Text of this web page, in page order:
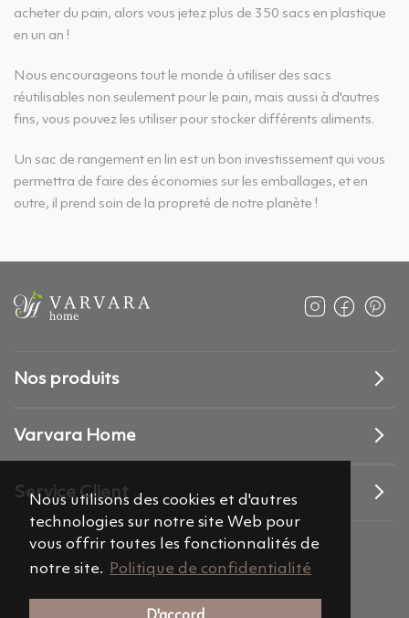
Nous utilisons des cookies et d'autres
technologies sur notre site Web pour
vous offrir toutes les fonctionnalités de
notre site.
Politique de confidentialité
acheter du pain, alors vous jetez plus de 350 sacs en plastique
en un an !
Nous encourageons tout le monde à utiliser des sacs
réutilisables non seulement pour le pain, mais aussi à d'autres
fins, vous pouvez les utiliser pour stocker différents aliments.
Un sac de rangement en lin est un bon investissement qui vous
permettra de faire des économies sur les emballages, et en
outre, il prend soin de la propreté de notre planète !
Nos produits
Varvara Home
Service Client